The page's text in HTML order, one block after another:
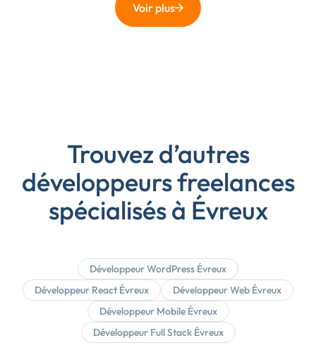
Voir plus
Trouvez d’autres
développeurs freelances
spécialisés à Évreux
Développeur WordPress Évreux
Développeur React Évreux
Développeur Web Évreux
Développeur Mobile Évreux
Développeur Full Stack Évreux